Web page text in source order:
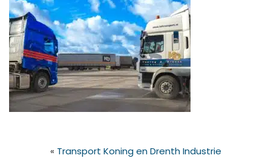
« Transport Koning en Drenth Industrie